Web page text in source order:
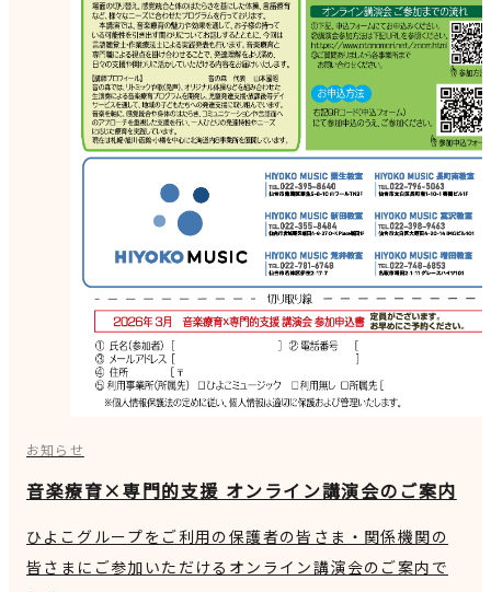
お知らせ
音楽療育×専門的支援 オンライン講演会のご案内
ひよこグループをご利用の保護者の皆さま・関係機関の
皆さまにご参加いただけるオンライン講演会のご案内で